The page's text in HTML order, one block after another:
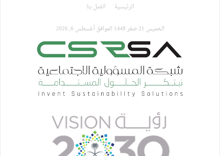
الرئيسية اتصل بنا
الخميس 21 صفر 1448 الموافق أغسطس 6, 2026